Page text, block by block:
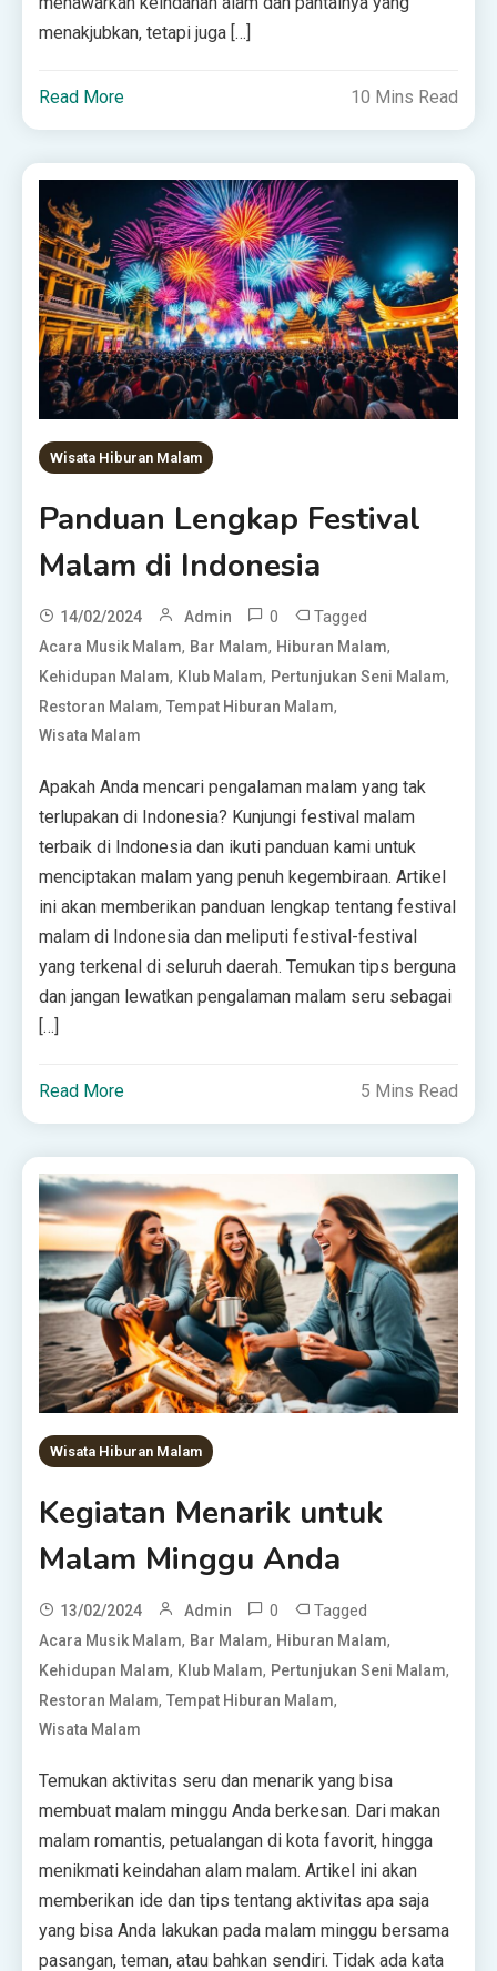
menakjubkan, tetapi juga […]
Read More 10 Mins Read
Wisata Hiburan Malam
Panduan Lengkap Festival
Malam di Indonesia
14/02/2024 Admin 0 Tagged
Acara Musik Malam, Bar Malam, Hiburan Malam,
Kehidupan Malam, Klub Malam, Pertunjukan Seni Malam,
Restoran Malam,Tempat Hiburan Malam,
Wisata Malam
Apakah Anda mencari pengalaman malam yang tak
terlupakan di Indonesia? Kunjungi festival malam
terbaik di Indonesia dan ikuti panduan kami untuk
menciptakan malam yang penuh kegembiraan. Artikel
ini akan memberikan panduan lengkap tentang festival
malam di Indonesia dan meliputi festival-festival
yang terkenal di seluruh daerah. Temukan tips berguna
dan jangan lewatkan pengalaman malam seru sebagai
[…]
Read More 5 Mins Read
Wisata Hiburan Malam
Kegiatan Menarik untuk
Malam Minggu Anda
13/02/2024 Admin 0 Tagged
Acara Musik Malam, Bar Malam, Hiburan Malam,
Kehidupan Malam, Klub Malam, Pertunjukan Seni Malam,
Restoran Malam,Tempat Hiburan Malam,
Wisata Malam
Temukan aktivitas seru dan menarik yang bisa
membuat malam minggu Anda berkesan. Dari makan
malam romantis, petualangan di kota favorit, hingga
menikmati keindahan alam malam. Artikel ini akan
memberikan ide dan tips tentang aktivitas apa saja
yang bisa Anda lakukan pada malam minggu bersama
pasangan, teman, atau bahkan sendiri. Tidak ada kata